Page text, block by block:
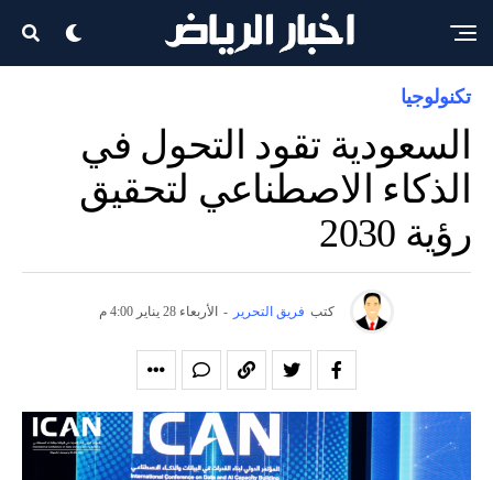
تكنولوجيا
السعودية تقود التحول في
الذكاء الاصطناعي لتحقيق
رؤية 2030
كتب فريق التحرير - الأربعاء 28 يناير 4:00 م